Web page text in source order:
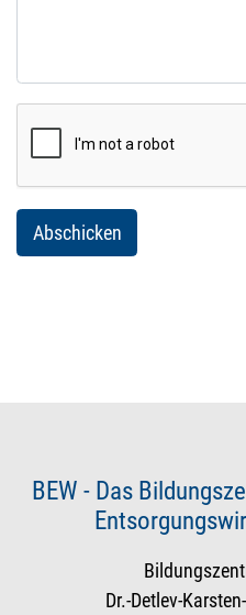
BEW - Das
Dr.-Detlev-